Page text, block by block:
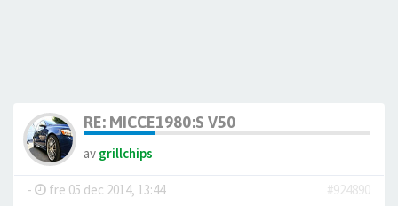
RE: MICCE1980:S V50
av grillchips
- fre 05 dec 2014, 13:44
#924890